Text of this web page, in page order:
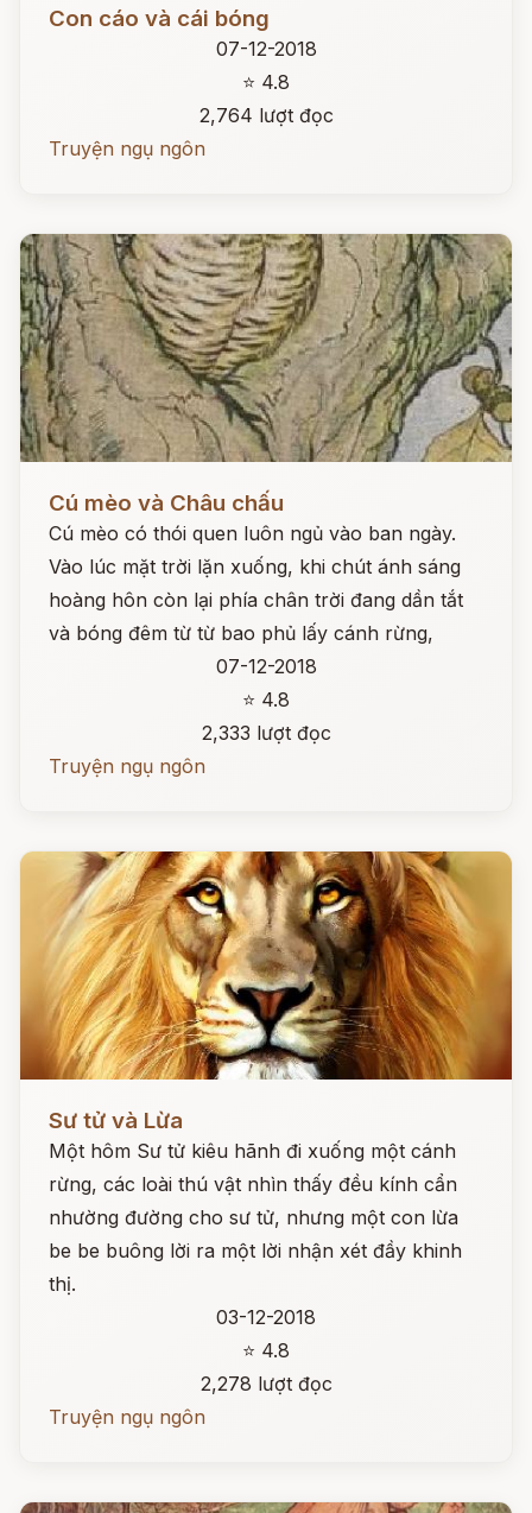
Con cáo và cái bóng
07-12-2018
⭐ 4.8
2,764 lượt đọc
Truyện ngụ ngôn
Cú mèo và Châu chấu
Cú mèo có thói quen luôn ngủ vào ban ngày.
Vào lúc mặt trời lặn xuống, khi chút ánh sáng
hoàng hôn còn lại phía chân trời đang dần tắt
và bóng đêm từ từ bao phủ lấy cánh rừng,
07-12-2018
⭐ 4.8
2,333 lượt đọc
Truyện ngụ ngôn
Sư tử và Lừa
Một hôm Sư tử kiêu hãnh đi xuống một cánh
rừng, các loài thú vật nhìn thấy đều kính cẩn
nhường đường cho sư tử, nhưng một con lừa
be be buông lời ra một lời nhận xét đầy khinh
thị.
03-12-2018
⭐ 4.8
2,278 lượt đọc
Truyện ngụ ngôn